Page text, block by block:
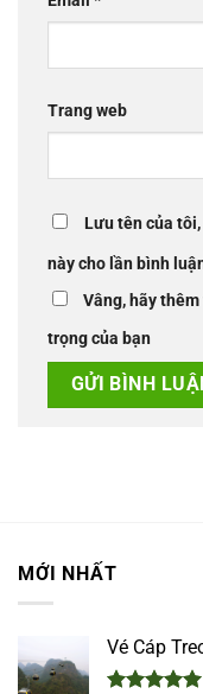
Trang web
Lưu tên của
này cho lần bình
Vâng, hãy
trọng của bạn
MỚI NHẤT
Vé Cáp